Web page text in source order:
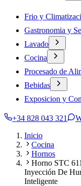
Frio y
Gastronomia y
Lavado
Cocina
Procesado de
Bebidas
Exposicion y
+34 828 043 321
Inicio
Cocina
Hornos
Horno STC
Inyección De
Inteligente